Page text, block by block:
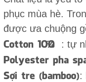
phục mùa hè.
được ưa chuộng
Cotton 100% : tự
Polyester pha
Sợi tre (bamboo):